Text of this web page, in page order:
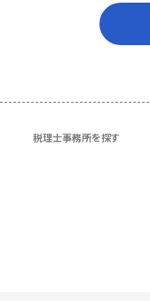
税理士事務所を探す